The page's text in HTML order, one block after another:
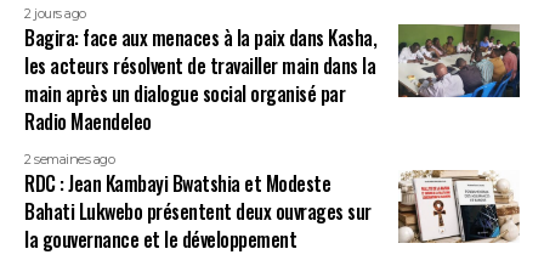
2 jours ago
Bagira: face aux menaces à la paix dans Kasha,
les acteurs résolvent de travailler main dans la
main après un dialogue social organisé par
Radio Maendeleo
2 semaines ago
RDC : Jean Kambayi Bwatshia et Modeste
Bahati Lukwebo présentent deux ouvrages sur
la gouvernance et le développement